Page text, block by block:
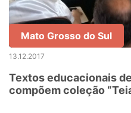
Mato Grosso do Sul
13.12.2017
Textos educacionais
compõem coleção